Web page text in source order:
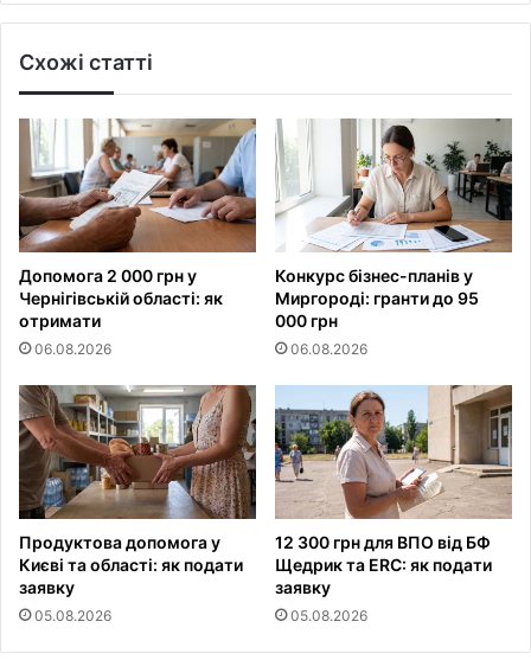
Схожі статті
Допомога 2 000 грн у
Чернігівській області: як
отримати
06.08.2026
Конкурс бізнес-планів у
Миргороді: гранти до 95
000 грн
06.08.2026
Продуктова допомога у
Києві та області: як подати
заявку
05.08.2026
12 300 грн для ВПО від БФ
Щедрик та ERC: як подати
заявку
05.08.2026